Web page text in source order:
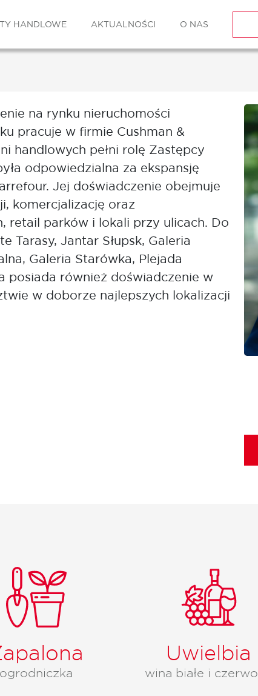
HANDLOWE AKTUALNOŚCI O NAS
na rynku nieruchomości
pracuje w firmie Cushman &
handlowych pełni rolę Zastępcy
odpowiedzialna za ekspansję
Jej doświadczenie obejmuje
komercjalizację oraz
retail parków i lokali przy ulicach. Do
Tarasy, Jantar Słupsk, Galeria
Galeria Starówka, Plejada
posiada również doświadczenie w
w doborze najlepszych lokalizacji
ogrodniczka
Uwielbia
wina białe i